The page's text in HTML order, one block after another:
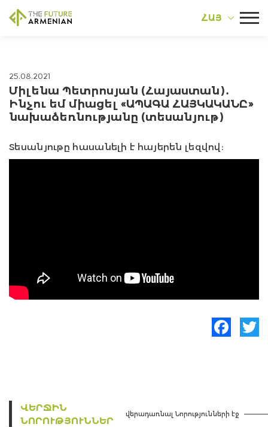
ՀԱՅ
25.08.2021
Միլենա Պետրոսյան (Հայաստան)․
Ինչու եմ միացել «ԱՊԱԳԱ ՀԱՅԿԱԿԱՆԸ»
նախաձեռնությանը (տեսանյութ)
Տեսանյութը հասանելի է հայերեն լեզվով։
ՎԵՐՋԻՆ
ՆՈՐՈՒԹՅՈՒՆՆԵՐ
վերադառնալ Նորությունների էջ